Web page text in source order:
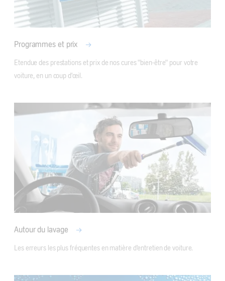
Programmes et prix
Etendue des prestations et prix de nos cures "bien-être" pour votre
voiture, en un coup d'œil.
Autour du lavage
Les erreurs les plus fréquentes en matière d'entretien de voiture.